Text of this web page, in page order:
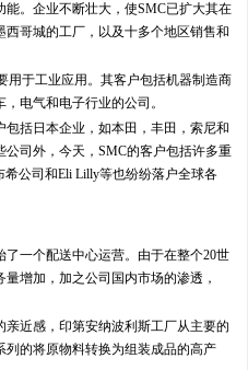
。企业不断壮大，使SMC已扩大其在
哥城的工厂，以及十多个地区销售和
于工业应用。其客户包括机器制造商
电气和电子行业的公司。
括日本企业，如本田，丰田，索尼和
司外，今天，SMC的客户包括许多重
公司和Eli Lilly等也纷纷落户全球各
一个配送中心运营。由于在整个20世
增加，加之公司国内市场的渗透，
近感，印第安纳波利斯工厂从主要的
的将原物料转换为组装成品的高产